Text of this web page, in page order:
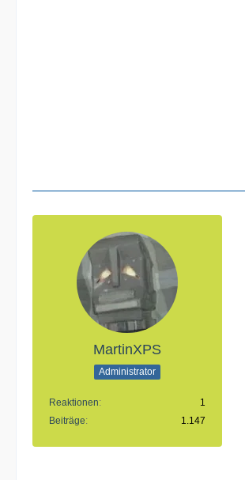
MartinXPS
Administrator
Reaktionen
1
Beiträge
1.147